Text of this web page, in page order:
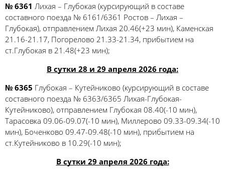
№ 6361 Лихая – Глубокая (курсирующий в составе
составного поезда № 6161/6361 Ростов – Лихая –
Глубокая), отправлением Лихая 20.46(+23 мин), Каменская
21.16-21.17, Погорелово 21.33-21.34, прибытием на
ст.Глубокая в 21.48(+23 мин);
В сутки 28 и 29 апреля 2026 года:
№ 6365 Глубокая – Кутейниково (курсирующий в составе
составного поезда № 6363/6365 Лихая-Глубокая-
Кутейниково), отправлением Глубокая 08.40(-10 мин),
Тарасовка 09.06-09.07(-10 мин), Миллерово 09.33-09.34(-10
мин), Боченково 09.47-09.48(-10 мин), прибытием на
ст.Кутейниково в 10.29(-10 мин);
В сутки 29 апреля 2026 года: